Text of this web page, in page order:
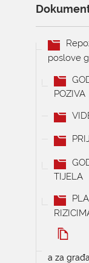
poslove
POZIVA
TIJELA
a za